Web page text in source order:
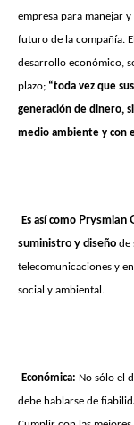
empresa para manejar
futuro de la compañía.
desarrollo económico,
plazo; “toda vez que
generación de dinero,
medio ambiente y con
Es así como Prysmian
suministro y diseño de
telecomunicaciones y
social y ambiental.
Económica: No sólo el
debe hablarse de